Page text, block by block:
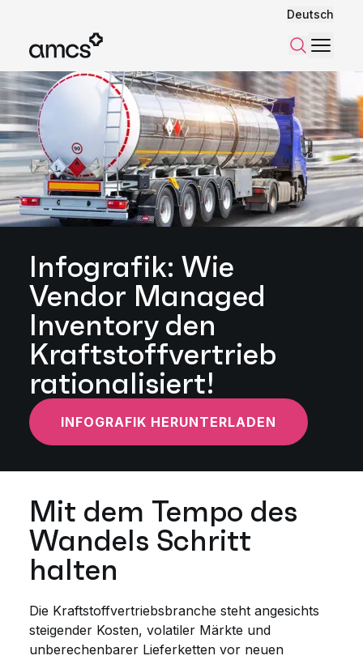
Deutsch
Suchen
Menü
Infografik: Wie
Vendor Managed
Inventory den
Kraftstoffvertrieb
rationalisiert!
INFOGRAFIK HERUNTERLADEN
Mit dem Tempo des
Wandels Schritt
halten
Die Kraftstoffvertriebsbranche steht angesichts
steigender Kosten, volatiler Märkte und
unberechenbarer Lieferketten vor neuen